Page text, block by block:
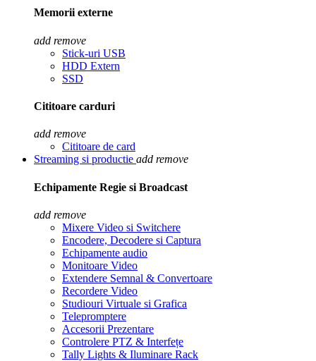
Memorii externe
add remove
Stick-uri USB
HDD Extern
SSD
Cititoare carduri
add remove
Cititoare de card
Streaming si productie add remove
Echipamente Regie si Broadcast
add remove
Mixere Video si Switchere
Encodere, Decodere si Captura
Echipamente audio
Monitoare Video
Extendere Semnal & Convertoare
Recordere Video
Studiouri Virtuale si Grafica
Telepromptere
Accesorii Prezentare
Controlere PTZ & Interfețe
Tally Lights & Iluminare Rack